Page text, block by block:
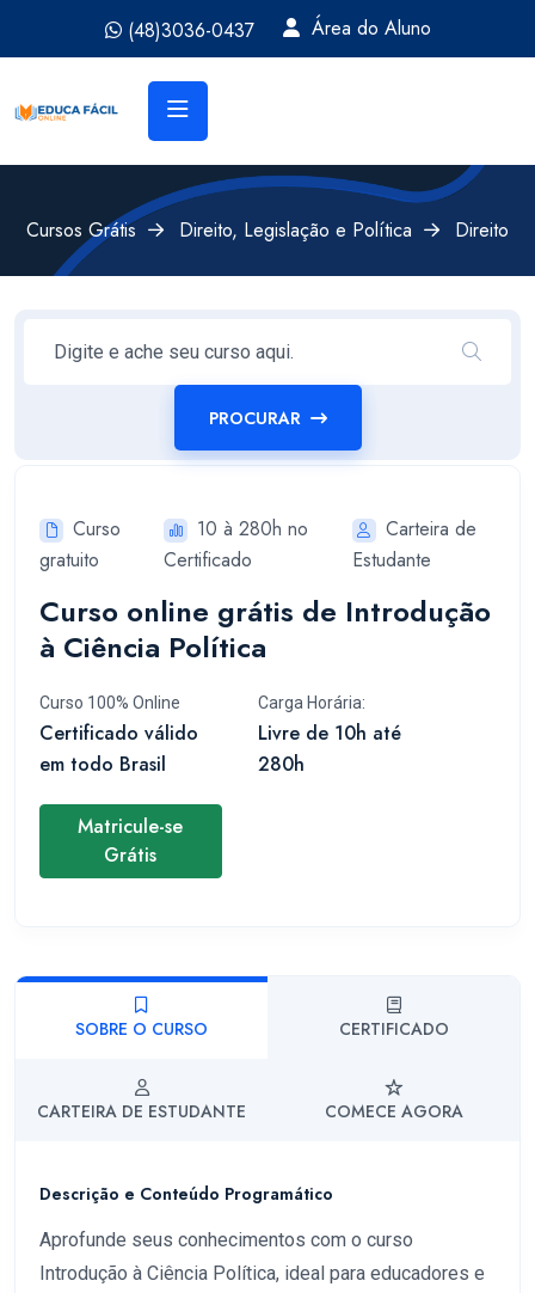
(48)3036-0437 Área do Aluno
Cursos Grátis Direito, Legislação e Política Direito
PROCURAR
Curso
gratuito
10 à 280h no
Certificado
Carteira de
Estudante
Curso online grátis de Introdução
à Ciência Política
Curso 100% Online
Certificado válido
em todo Brasil
Carga Horária:
Livre de 10h até
280h
Matricule-se
Grátis
SOBRE O CURSO CERTIFICADO
CARTEIRA DE ESTUDANTE COMECE AGORA
Descrição e Conteúdo Programático
Aprofunde seus conhecimentos com o curso
Introdução à Ciência Política, ideal para educadores e